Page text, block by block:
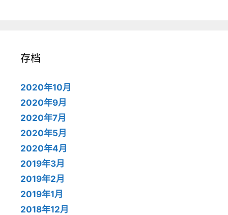
存档
2020年10月
2020年9月
2020年7月
2020年5月
2020年4月
2019年3月
2019年2月
2019年1月
2018年12月